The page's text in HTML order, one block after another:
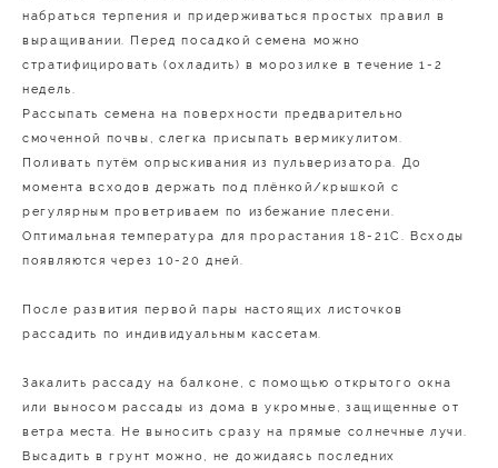
набраться терпения и придерживаться простых правил в
выращивании. Перед посадкой семена можно
стратифицировать (охладить) в морозилке в течение 1-2
недель.
Рассыпать семена на поверхности предварительно
смоченной почвы, слегка присыпать вермикулитом.
Поливать путём опрыскивания из пульверизатора. До
момента всходов держать под плёнкой/крышкой с
регулярным проветриваем по избежание плесени.
Оптимальная температура для прорастания 18-21С. Всходы
появляются через 10-20 дней.
После развития первой пары настоящих листочков
рассадить по индивидуальным кассетам.
Закалить рассаду на балконе, с помощью открытого окна
или выносом рассады из дома в укромные, защищенные от
ветра места. Не выносить сразу на прямые солнечные лучи.
Высадить в грунт можно, не дожидаясь последних